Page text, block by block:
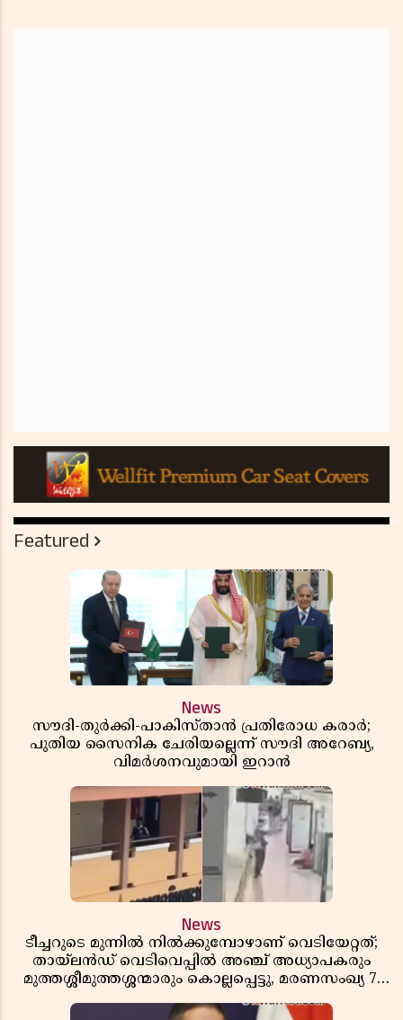
Featured
News
സൗദി-തുർക്കി-പാകിസ്താൻ പ്രതിരോധ കരാർ;
പുതിയ സൈനിക ചേരിയല്ലെന്ന് സൗദി അറേബ്യ,
വിമർശനവുമായി ഇറാൻ
News
ടീച്ചറുടെ മുന്നിൽ നിൽക്കുമ്പോഴാണ് വെടിയേറ്റത്;
തായ്‌ലൻഡ് വെടിവെപ്പിൽ അഞ്ച് അധ്യാപകരും
മുത്തശ്ശീമുത്തശ്ശന്മാരും കൊല്ലപ്പെട്ടു, മരണസംഖ്യ 7;